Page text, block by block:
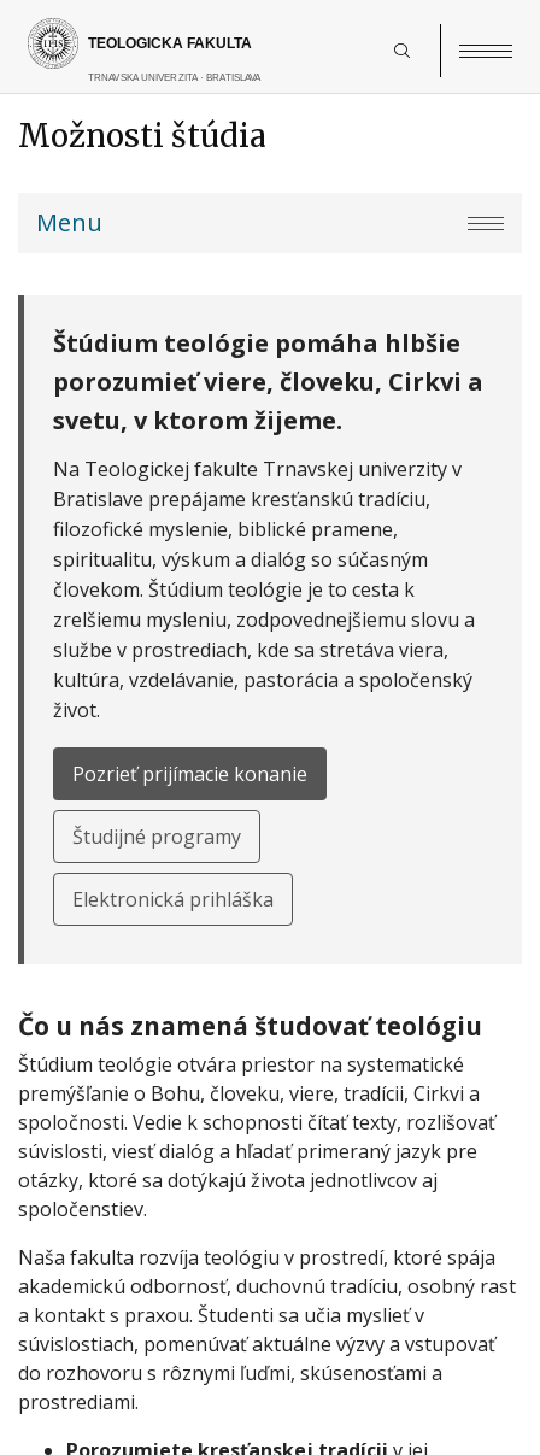
Skočiť
hlavný
obsah
Možnosti štúdia
Main
Menu
Štúdium teológie pomáha hlbšie
porozumieť viere, človeku, Cirkvi a
svetu, v ktorom žijeme.
Na Teologickej fakulte Trnavskej univerzity v
Bratislave prepájame kresťanskú tradíciu,
filozofické myslenie, biblické pramene,
spiritualitu, výskum a dialóg so súčasným
človekom. Štúdium teológie je to cesta k
zrelšiemu mysleniu, zodpovednejšiemu slovu a
službe v prostrediach, kde sa stretáva viera,
kultúra, vzdelávanie, pastorácia a spoločenský
život.
Pozrieť prijímacie konanie
Študijné programy
Elektronická prihláška
Čo u nás znamená študovať teológiu
Štúdium teológie otvára priestor na systematické
premýšľanie o Bohu, človeku, viere, tradícii, Cirkvi a
spoločnosti. Vedie k schopnosti čítať texty, rozlišovať
súvislosti, viesť dialóg a hľadať primeraný jazyk pre
otázky, ktoré sa dotýkajú života jednotlivcov aj
spoločenstiev.
Naša fakulta rozvíja teológiu v prostredí, ktoré spája
akademickú odbornosť, duchovnú tradíciu, osobný rast
a kontakt s praxou. Študenti sa učia myslieť v
súvislostiach, pomenúvať aktuálne výzvy a vstupovať
do rozhovoru s rôznymi ľuďmi, skúsenosťami a
prostrediami.